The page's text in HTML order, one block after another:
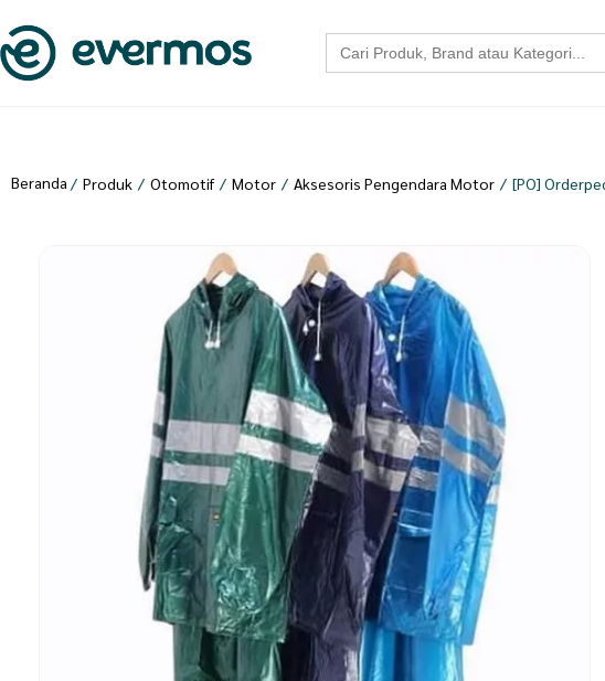
Search
for:
Beranda / Produk / Otomotif / Motor / Aksesoris Pengendara Motor / [PO]